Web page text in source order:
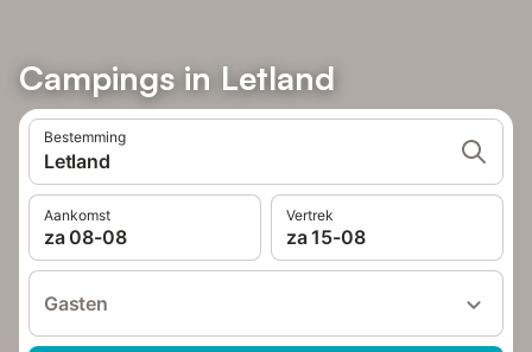
Campings in Letland
Bestemming
Letland
Aankomst
za 08-08
Vertrek
za 15-08
Gasten